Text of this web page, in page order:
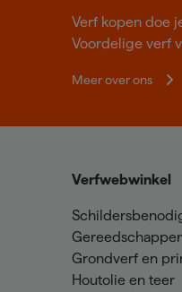
Verf kopen doe
Voordelige verf
Meer over ons
Verfwebwinkel
Grondverf en
Houtolie en teer